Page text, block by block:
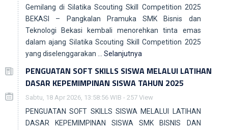
Gemilang di Silatika Scouting Skill Competition 2025
BEKASI – Pangkalan Pramuka SMK Bisnis dan
Teknologi Bekasi kembali menorehkan tinta emas
dalam ajang Silatika Scouting Skill Competition 2025
yang diselenggarakan … Selanjutnya
PENGUATAN SOFT SKILLS SISWA MELALUI LATIHAN
DASAR KEPEMIMPINAN SISWA TAHUN 2025
Sabtu, 18 Apr 2026, 13:58:56 WIB - 257 View
PENGUATAN SOFT SKILLS SISWA MELALUI LATIHAN
DASAR KEPEMIMPINAN SISWA SMK BISNIS DAN